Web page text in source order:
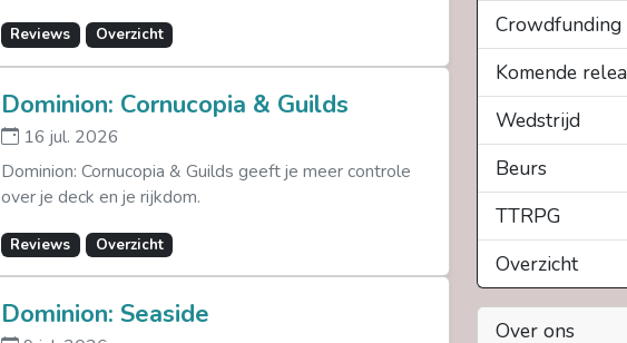
Reviews Overzicht
Dominion: Cornucopia & Guilds
16 jul. 2026
Dominion: Cornucopia & Guilds geeft je meer controle
over je deck en je rijkdom.
Reviews Overzicht
Dominion: Seaside
Crowdfunding
Komende
Wedstrijd
Beurs
TTRPG
Overzicht
Over ons